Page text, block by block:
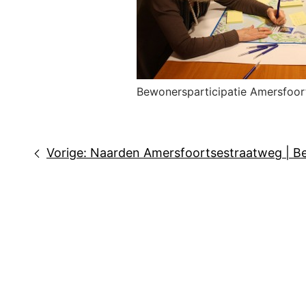
Bewonersparticipatie
Bericht
Vorige: Naarden Amersfoortsestraatweg |